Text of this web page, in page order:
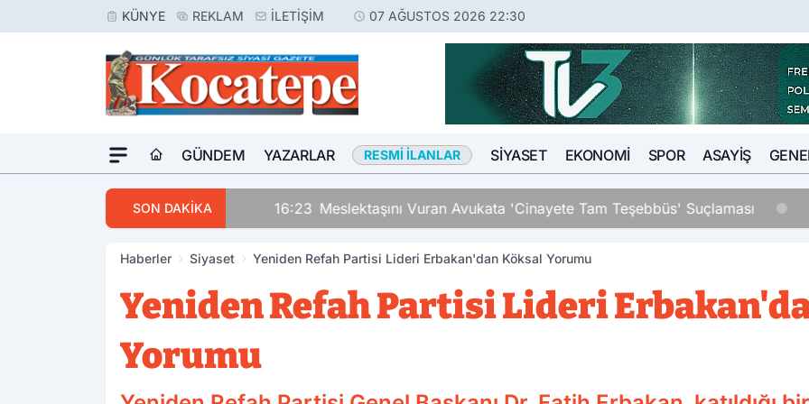
KÜNYE REKLAM İLETIŞIM 07 AĞUSTOS 2026 22:30
GÜNDEM YAZARLAR RESMI İLANLAR SIYASET EKONOMI SPOR ASAYIŞ
SON DAKİKA 16:23 Meslektaşını Vuran Avukata 'Cinayete Tam Teşebbüs' Suçlaması
Haberler Siyaset Yeniden Refah Partisi Lideri Erbakan'dan Köksal Yorumu
Yeniden Refah Partisi Lideri
Yorumu